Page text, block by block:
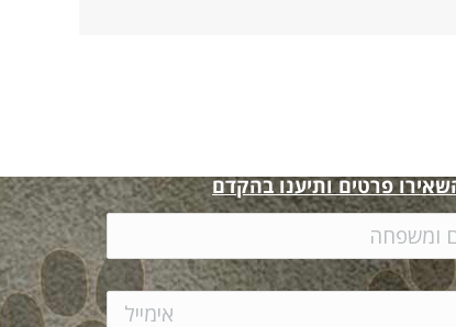
פרטים ותיענו בהקדם